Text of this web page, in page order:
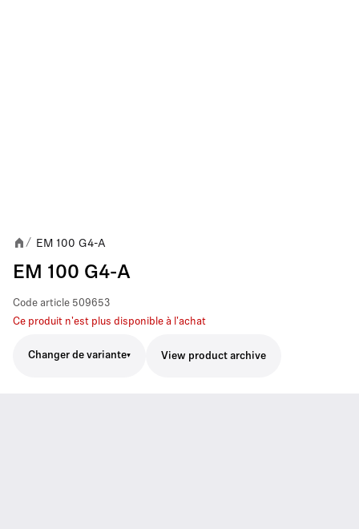
/ EM 100 G4-A
EM 100 G4-A
Code article 509653
Ce produit n'est plus disponible à l'achat
Changer de variante View product archive